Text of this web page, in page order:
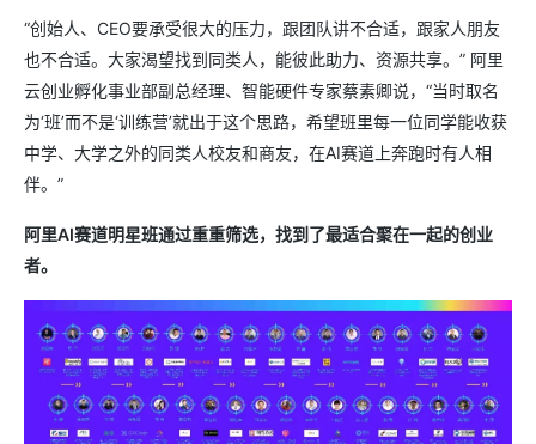
“创始人、CEO要承受很大的压力，跟团队讲不合适，跟家人朋友
也不合适。大家渴望找到同类人，能彼此助力、资源共享。” 阿里
云创业孵化事业部副总经理、智能硬件专家蔡素卿说，“当时取名
为‘班’而不是‘训练营’就出于这个思路，希望班里每一位同学能收获
中学、大学之外的同类人校友和商友，在AI赛道上奔跑时有人相
伴。”
阿里AI赛道明星班通过重重筛选，找到了最适合聚在一起的创业
者。